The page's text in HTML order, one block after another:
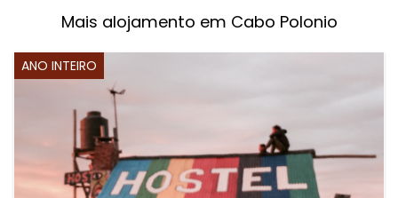
Mais alojamento em Cabo Polonio
ANO INTEIRO